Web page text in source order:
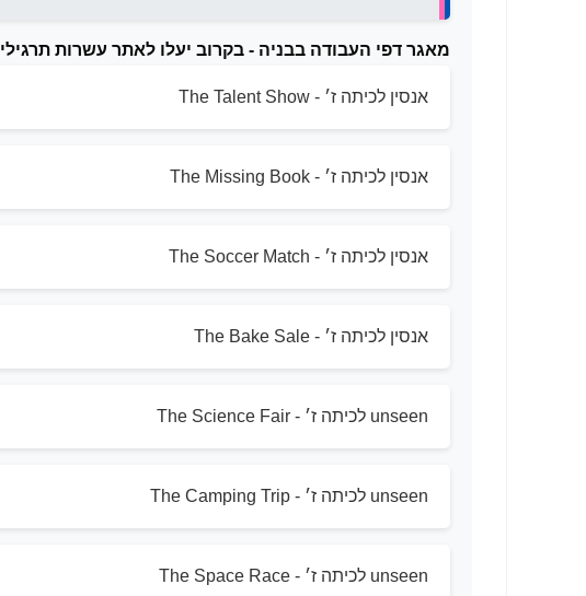
מאגר דפי העבודה בבניה - בקרוב יעלו לאתר עשרות תרגילי unseen וחוברת מרכזת
אנסין לכיתה ז׳ - The Talent Show
אנסין לכיתה ז׳ - The Missing Book
אנסין לכיתה ז׳ - The Soccer Match
אנסין לכיתה ז׳ - The Bake Sale
unseen לכיתה ז׳ - The Science Fair
unseen לכיתה ז׳ - The Camping Trip
unseen לכיתה ז׳ - The Space Race